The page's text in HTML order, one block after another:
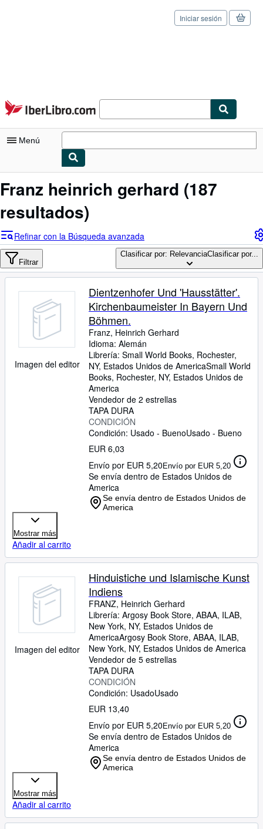
Pasar al contenido principal
IberLibro.com
Iniciar sesión
Menú
Búsqueda avanzada
Colecciones
Arte y coleccionismo
Vendedores
Comenzar a vender
Ayuda
CERRAR
Franz heinrich gerhard (187
resultados)
Refinar con la Búsqueda avanzada
Filtrar
Clasificar por: RelevanciaClasificar por...
Imagen del editor
Dientzenhofer Und 'Hausstätter'.
Kirchenbaumeister In Bayern Und
Böhmen.
Franz, Heinrich Gerhard
Idioma: Alemán
Librería: Small World Books, Rochester,
NY, Estados Unidos de AmericaSmall World
Books, Rochester, NY, Estados Unidos de
America
Vendedor de 2 estrellas
TAPA DURA
CONDICIÓN
Condición: Usado - BuenoUsado - Bueno
EUR 6,03
Envío por EUR 5,20Envío por EUR 5,20
Se envía dentro de Estados Unidos de
America
Se envía dentro de Estados Unidos de
America
Mostrar más
Añadir al carrito
Imagen del editor
Hinduistiche und Islamische Kunst
Indiens
FRANZ, Heinrich Gerhard
Librería: Argosy Book Store, ABAA, ILAB,
New York, NY, Estados Unidos de
AmericaArgosy Book Store, ABAA, ILAB,
New York, NY, Estados Unidos de America
Vendedor de 5 estrellas
TAPA DURA
CONDICIÓN
Condición: UsadoUsado
EUR 13,40
Envío por EUR 5,20Envío por EUR 5,20
Se envía dentro de Estados Unidos de
America
Se envía dentro de Estados Unidos de
America
Mostrar más
Añadir al carrito